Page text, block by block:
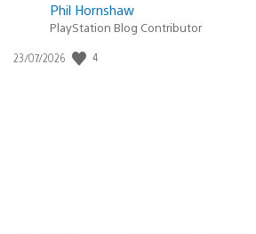
Phil Hornshaw
PlayStation Blog Contributor
Data
23/07/2026 4